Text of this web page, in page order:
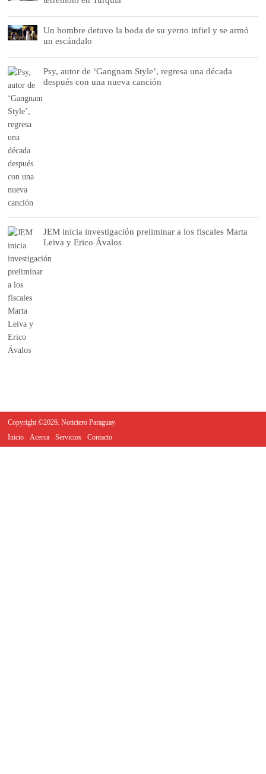
Un hombre detuvo la boda de su yerno infiel y se armó
un escándalo
Psy, autor de ‘Gangnam Style’, regresa una década
después con una nueva canción
JEM inicia investigación preliminar a los fiscales Marta
Leiva y Erico Ávalos
Copyright ©2026. Noticiero Paraguay
Inicio
Acerca Servicios Contacto